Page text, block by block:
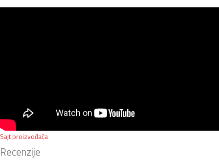
Sajt proizvođača
Recenzije